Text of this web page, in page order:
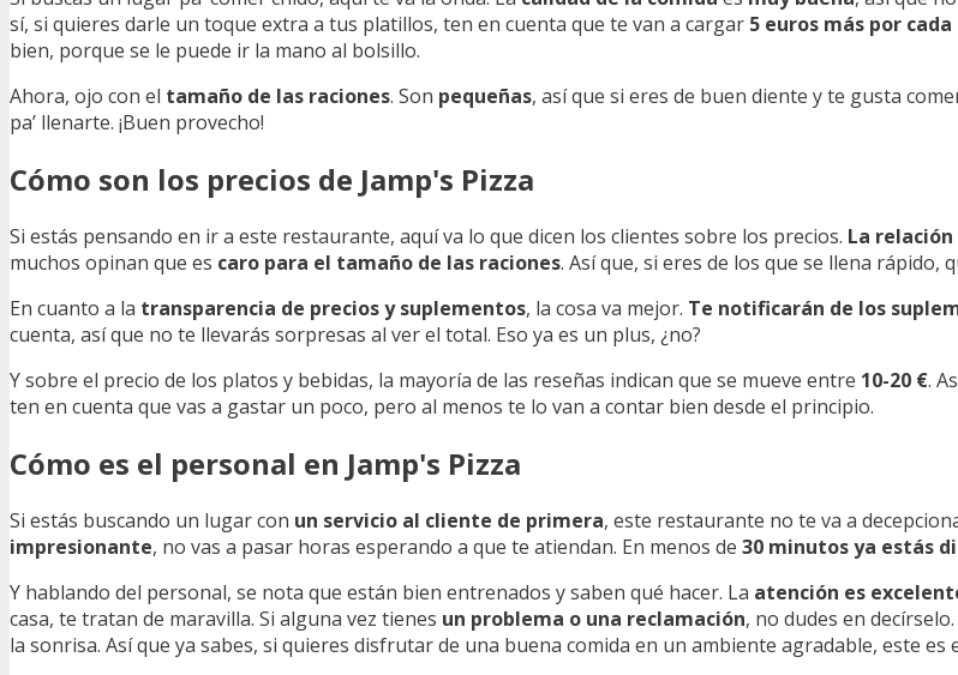
sí, si quieres darle un toque extra a tus platillos, ten en cuenta que te van a cargar 5 euros más por
bien, porque se le puede ir la mano al bolsillo.
Ahora, ojo con el tamaño de las raciones. Son pequeñas, así que si eres de buen diente y te gusta
pa’ llenarte. ¡Buen provecho!
Cómo son los precios de Jamp's Pizza
Si estás pensando en ir a este restaurante, aquí va lo que dicen los clientes sobre los precios. La
muchos opinan que es caro para el tamaño de las raciones. Así que, si eres de los que se llena rápido,
En cuanto a la transparencia de precios y suplementos, la cosa va mejor. Te notificarán de los
cuenta, así que no te llevarás sorpresas al ver el total. Eso ya es un plus, ¿no?
Y sobre el precio de los platos y bebidas, la mayoría de las reseñas indican que se mueve entre 10-20 €.
ten en cuenta que vas a gastar un poco, pero al menos te lo van a contar bien desde el principio.
Cómo es el personal en Jamp's Pizza
Si estás buscando un lugar con un servicio al cliente de primera, este restaurante no te va a
impresionante, no vas a pasar horas esperando a que te atiendan. En menos de 30 minutos ya estás
Y hablando del personal, se nota que están bien entrenados y saben qué hacer. La atención es
casa, te tratan de maravilla. Si alguna vez tienes un problema o una reclamación, no dudes en
la sonrisa. Así que ya sabes, si quieres disfrutar de una buena comida en un ambiente agradable, este es